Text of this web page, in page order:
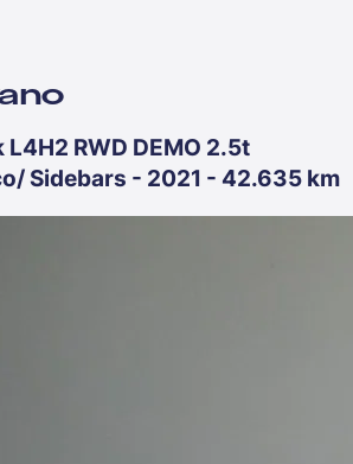
L4H2 RWD DEMO 2.5t
Sidebars - 2021 - 42.635 km